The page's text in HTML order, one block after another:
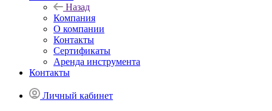
Назад
Компания
О компании
Контакты
Сертификаты
Аренда инструмента
Контакты
Личный кабинет